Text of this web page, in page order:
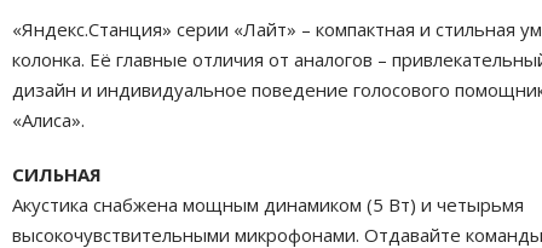
«Яндекс.Станция» серии «Лайт» – компактная и стильная
колонка. Её главные отличия от аналогов –
дизайн и индивидуальное поведение голосового
«Алиса».
СИЛЬНАЯ
Акустика снабжена мощным динамиком (5 Вт) и четырьмя
высокочувствительными микрофонами. Отдавайте команды